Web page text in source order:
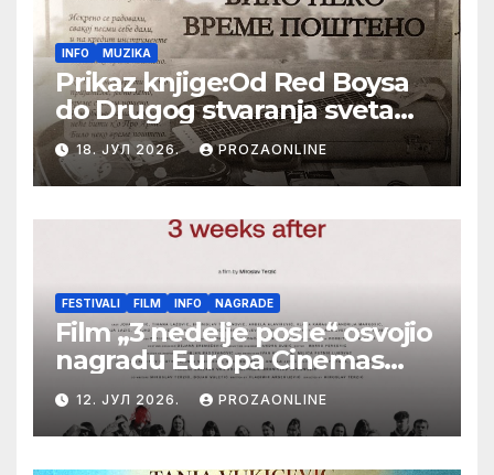
INFO MUZIKA
Prikaz knjige:Od Red Boysa
do Drugog stvaranja sveta
(bilo neko vreme pošteno)
(autor- Zlatomira Sremca,
Botoš 2022. godine,
samizdat)
18. ЈУЛ 2026. PROZAONLINE
FESTIVALI FILM INFO NAGRADE
Film „3 nedelje posle“ osvojio
nagradu Europa Cinemas
Label na Filmskom festivalu
u Karlovim Varima
12. ЈУЛ 2026. PROZAONLINE